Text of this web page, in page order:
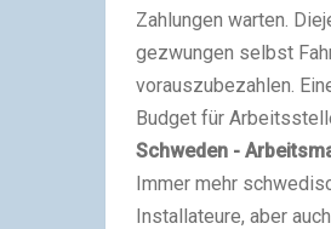
Zahlungen warten.
gezwungen selbst
vorauszubezahlen.
Budget für
Schweden -
Immer mehr
Installateure, aber